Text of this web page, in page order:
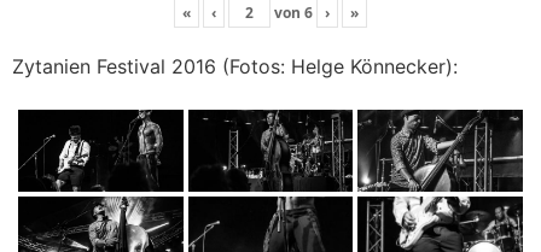
« ‹ von 6 › »
Zytanien Festival 2016 (Fotos: Helge Könnecker):